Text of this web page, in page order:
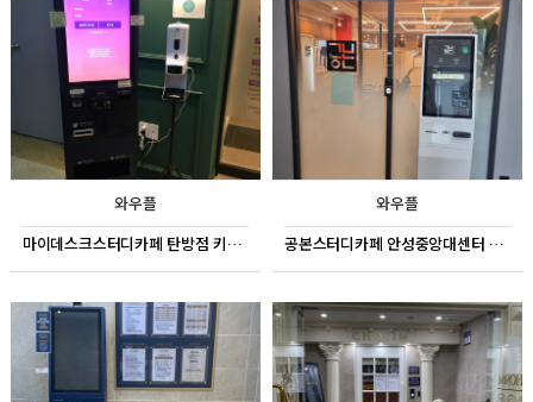
와우플
마이데스크스터디카페 탄방점 키오스크
와우플
공본스터디카페 안성중앙대센터 키오스크